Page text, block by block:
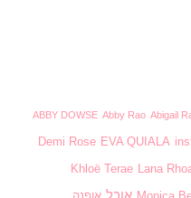
ABBY DOWSE Abby Rao Abigail
Demi Rose EVA QUIALA
Khloë Terae Lana
אוכל